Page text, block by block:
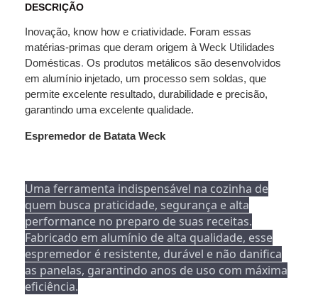
DESCRIÇÃO
Inovação, know how e criatividade. Foram essas
matérias-primas que deram origem à Weck Utilidades
Domésticas. Os produtos metálicos são desenvolvidos
em alumínio injetado, um processo sem soldas, que
permite excelente resultado, durabilidade e precisão,
garantindo uma excelente qualidade.
Espremedor de Batata Weck
Uma ferramenta indispensável na cozinha de
quem busca praticidade, segurança e alta
performance no preparo de suas receitas.
Fabricado em alumínio de alta qualidade, esse
espremedor é resistente, durável e não danifica
as panelas, garantindo anos de uso com máxima
eficiência.